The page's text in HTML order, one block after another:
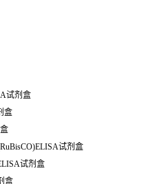
试剂盒
盒
试剂盒
试剂盒
盒